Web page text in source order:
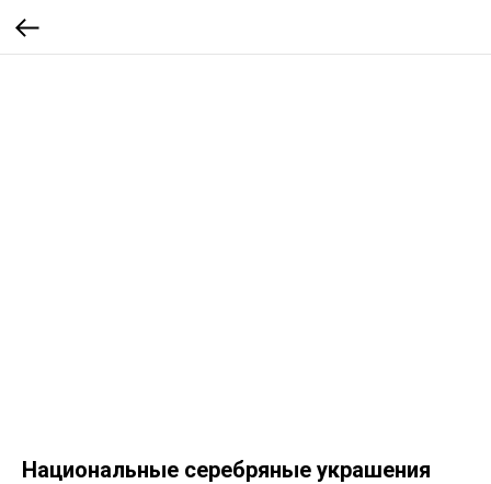
Национальные серебряные украшения